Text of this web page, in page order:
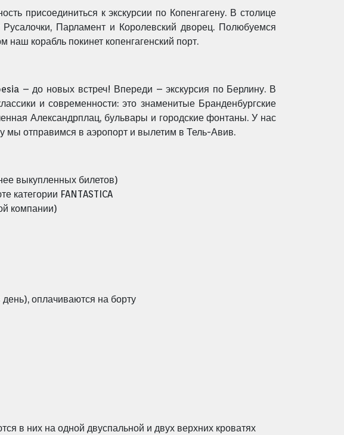
присоединиться к экскурсии по Копенгагену. В столице
Парламент и Королевский дворец. Полюбуемся
корабль покинет копенгагенский порт.
– до новых встреч! Впереди – экскурсия по Берлину. В
и современности: это знаменитые Бранденбургские
Александрплац, бульвары и городские фонтаны. У нас
мы отправимся в аэропорт и вылетим в Тель-Авив.
выкупленных билетов)
категории FANTASTICA
компании)
оплачиваются на борту
в них на одной двуспальной и двух верхних кроватях